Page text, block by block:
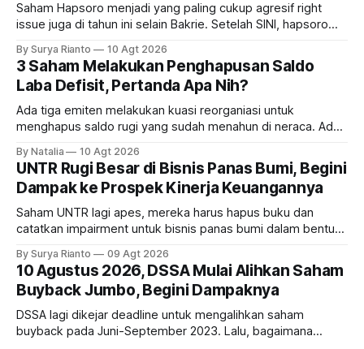
Saham Hapsoro menjadi yang paling cukup agresif right
issue juga di tahun ini selain Bakrie. Setelah SINI, hapsoro
By Surya Rianto 10 Agt 2026
3 Saham Melakukan Penghapusan Saldo
Laba Defisit, Pertanda Apa Nih?
Ada tiga emiten melakukan kuasi reorganiasi untuk
menghapus saldo rugi yang sudah menahun di neraca. Ada
By Natalia 10 Agt 2026
UNTR Rugi Besar di Bisnis Panas Bumi, Begini
Dampak ke Prospek Kinerja Keuangannya
Saham UNTR lagi apes, mereka harus hapus buku dan
catatkan impairment untuk bisnis panas bumi dalam bentuk
bisnis UNTR?
By Surya Rianto 09 Agt 2026
10 Agustus 2026, DSSA Mulai Alihkan Saham
Buyback Jumbo, Begini Dampaknya
DSSA lagi dikejar deadline untuk mengalihkan saham
buyback pada Juni-September 2023. Lalu, bagaimana